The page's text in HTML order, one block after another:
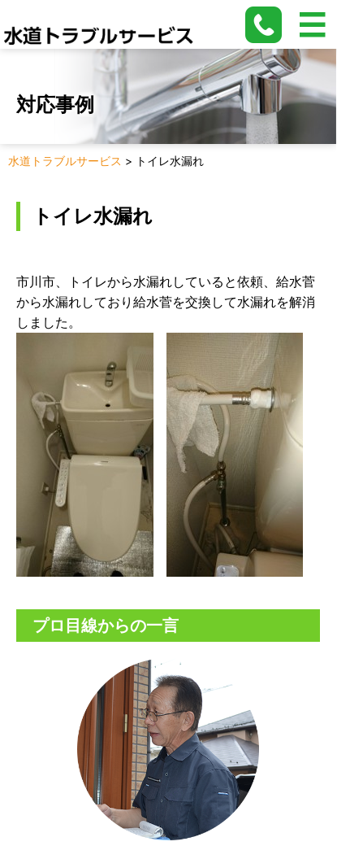
対応事例
水道トラブルサービス > トイレ水漏れ
トイレ水漏れ
市川市、トイレから水漏れしていると依頼、給水菅
から水漏れしており給水菅を交換して水漏れを解消
しました。
プロ目線からの一言